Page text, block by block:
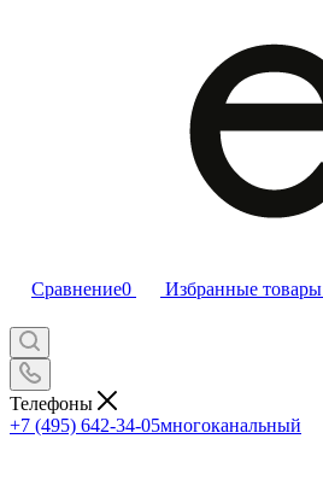
Сравнение0 Избранные товары
Телефоны
+7 (495) 642-34-05многоканальный